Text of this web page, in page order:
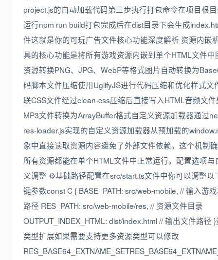
project.js的自动加载代码第三步执行打包命令在项目根
运行npm run build打包完成后在dist目录下会生成
件这就是你的可玩广告文件核心功能深度解析 资源内嵌
具的核心功能是将所有游戏资源内嵌到单个HTML文件中
资源转换PNG、JPG、WebP等格式图片自动转换为
码脚本文件压缩使用UglifyJS进行代码压缩和优化样式文
联CSS文件经过clean-css压缩后直接写入HTML音频文
MP3文件转换为ArrayBuffer格式自定义资源加载器通过
res-loader.js实现的自定义资源加载器从预加载的
象中直接读取资源内容避免了外部文件依赖。这个机制
所有资源都能在单个HTML文件中正常运行。配置选项与
义调整 ⚙️基础路径配置在src/start.ts文件中你可以调整以
键参数const C { BASE_PATH: src/web-mobile, // 输入游
路径 RES_PATH: src/web-mobile/res, // 资源文件目录
OUTPUT_INDEX_HTML: dist/index.html // 输出文件路径
类型扩展如果需要支持更多资源类型可以修改